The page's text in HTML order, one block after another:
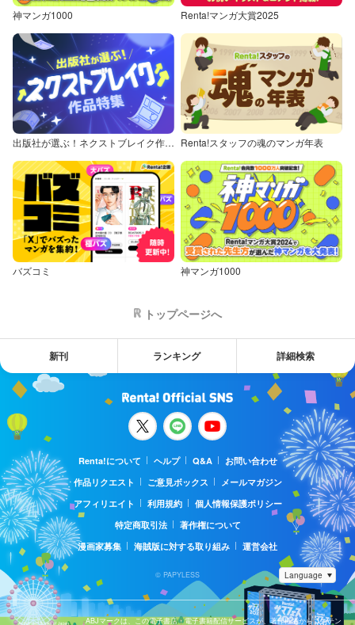
神マンガ1000 Renta!マンガ大賞2025
出版社が選ぶ！ネクストブレイク作品特集 Renta!スタッフの魂のマンガ年表
バズコミ 神マンガ1000
トップページへ
新刊 ランキング 詳細検索
Renta!について ヘルプ Q&A
お問い合わせ
作品リクエスト
ご意見ボックス
メールマガジン
アフィリエイト
利用規約
個人情報保護ポリシー
特定商取引法
著作権について
漫画家募集
海賊版に対する取り組み 運営会社
© PAPYLESS
ABJマークは、この電子書店・電子書籍配信サービスが、著作権者からコンテン